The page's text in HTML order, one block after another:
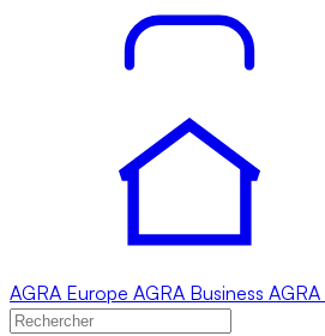
AGRA Europe AGRA Business AGRA